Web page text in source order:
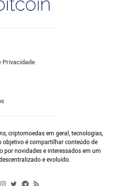
Privacidade
criptomoedas em geral, tecnologias,
objetivo é compartilhar conteúdo de
novidades e interessados em um
e evoluído.